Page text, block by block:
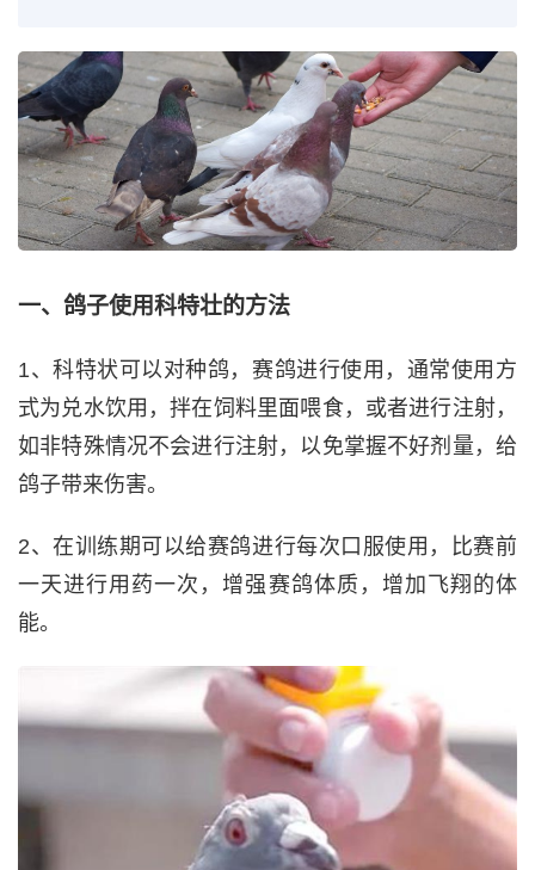
一、鸽子使用科特壮的方法
1、科特状可以对种鸽，赛鸽进行使用，通常使用方
式为兑水饮用，拌在饲料里面喂食，或者进行注射，
如非特殊情况不会进行注射，以免掌握不好剂量，给
鸽子带来伤害。
2、在训练期可以给赛鸽进行每次口服使用，比赛前
一天进行用药一次，增强赛鸽体质，增加飞翔的体
能。